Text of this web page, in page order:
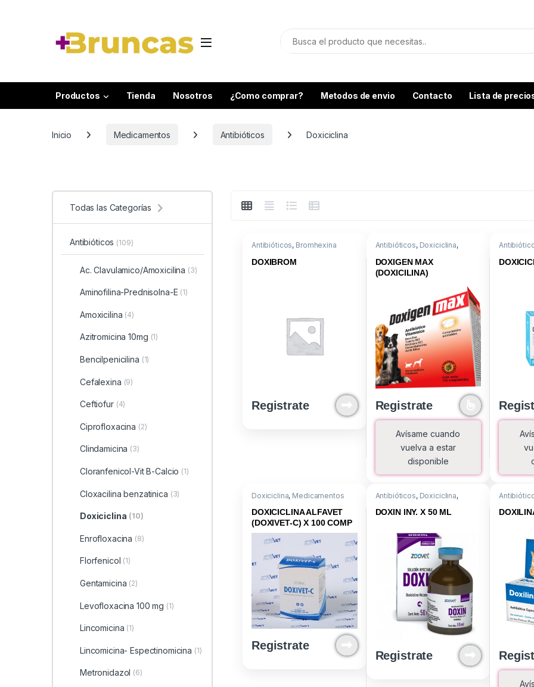
Productos Tienda Nosotros ¿Como comprar? Metodos de envio Contacto Lista de
Inicio Medicamentos Antibióticos Doxiciclina
Antibióticos, Bromhexina
Medicamentos
DOXIBROM
Registrate
Antibióticos, Doxiciclina,
DOXIGEN MAX
(DOXICILINA)
Registrate
Avísame cuando
vuelva a estar
disponible
Doxiciclina, Medicamentos
DOXICICLINA ALFAVET
(DOXIVET-C) X 100 COMP
Registrate
Antibióticos, Doxiciclina,
Medicamentos
DOXIN INY. X 50 ML
Registrate
Todas las Categorías
Antibióticos (109)
Ac. Clavulamico/Amoxicilina (3)
Aminofilina-Prednisolna-E (1)
Amoxicilina (4)
Azitromicina 10mg (1)
Bencilpenicilina (1)
Cefalexina (9)
Ceftiofur (4)
Ciprofloxacina (2)
Clindamicina (3)
Cloranfenicol-Vit B-Calcio (1)
Cloxacilina benzatinica (3)
Doxiciclina (10)
Enrofloxacina (8)
Florfenicol (1)
Gentamicina (2)
Levofloxacina 100 mg (1)
Lincomicina (1)
Lincomicina- Espectinomicina (1)
Metronidazol (6)